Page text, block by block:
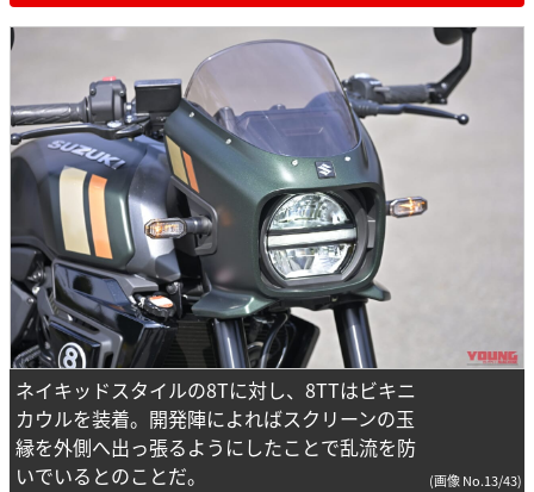
ネイキッドスタイルの8Tに対し、8TTはビキニ
カウルを装着。開発陣によればスクリーンの玉
縁を外側へ出っ張るようにしたことで乱流を防
いでいるとのことだ。
(画像 No.13/43)